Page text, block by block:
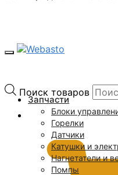
Поиск товаров
Запчасти
Блоки
Горелки
Датчики
Катушки и
Нагнетатели и
Помпы